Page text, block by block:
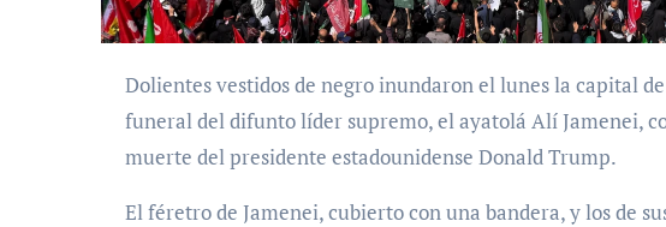
Dolientes vestidos de negro inundaron el lunes la capital de Irán para una procesión como parte del
funeral del difunto líder supremo, el ayatolá Alí Jamenei,
muerte del presidente estadounidense Donald Trump.
El féretro de Jamenei, cubierto con una bandera, y los de